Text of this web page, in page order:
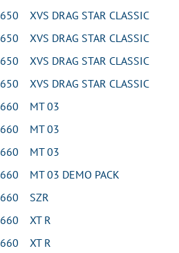
XVS DRAG STAR CLASSIC
XVS DRAG STAR CLASSIC
XVS DRAG STAR CLASSIC
XVS DRAG STAR CLASSIC
MT 03
MT 03
MT 03
MT 03 DEMO PACK
SZR
XT R
XT R